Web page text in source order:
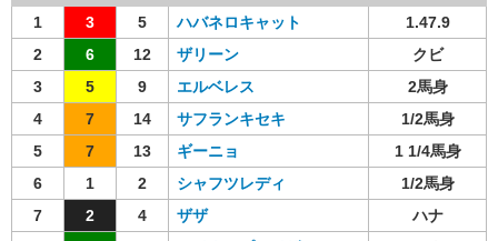
1 3 5 ハバネロキャット
1.47.9
2
6 12 ザリーン
クビ
3
5 9 エルベレス
2馬身
4
7 14 サフランキセキ
1/2馬身
5
7 13 ギーニョ
1 1/4馬身
6
1 2 シャフツレディ
1/2馬身
7
2 4 ザザ
ハナ